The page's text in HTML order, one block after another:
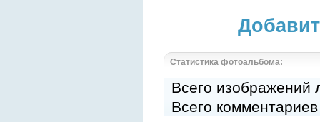
Статистика фотоальбома:
Всего
Всего